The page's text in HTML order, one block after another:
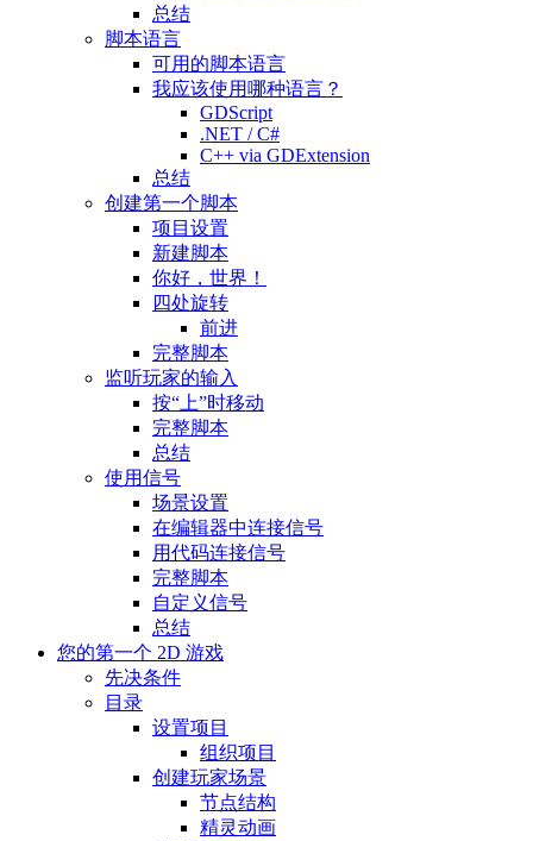
总结
脚本语言
可用的脚本语言
我应该使用哪种语言？
GDScript
.NET / C#
C++ via GDExtension
总结
创建第一个脚本
项目设置
新建脚本
你好，世界！
四处旋转
前进
完整脚本
监听玩家的输入
按“上”时移动
完整脚本
总结
使用信号
场景设置
在编辑器中连接信号
用代码连接信号
完整脚本
自定义信号
总结
您的第一个 2D 游戏
先决条件
目录
设置项目
组织项目
创建玩家场景
节点结构
精灵动画